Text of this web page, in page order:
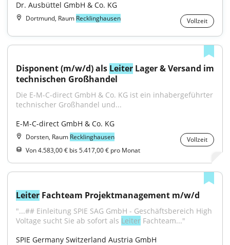
Dr. Ausbüttel GmbH & Co. KG
Dortmund, Raum Recklinghausen Vollzeit
Disponent (m/w/d) als Leiter Lager & Versand im
technischen Großhandel
Die E-M-C-direct GmbH & Co. KG ist ein inhabergeführter
technischer Großhandel und...
E-M-C-direct GmbH & Co. KG
Dorsten, Raum Recklinghausen
Vollzeit
Von 4.583,00 € bis 5.417,00 € pro Monat
Leiter Fachteam Projektmanagement m/w/d
"...## Einleitung SPIE SAG GmbH - Geschäftsbereich High
Voltage sucht Sie ab sofort als Leiter Fachteam..."
SPIE Germany Switzerland Austria GmbH